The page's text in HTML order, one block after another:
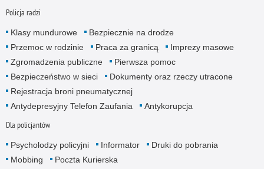
Policja radzi
Klasy mundurowe
Bezpiecznie na drodze
Przemoc w rodzinie
Praca za granicą
Imprezy masowe
Zgromadzenia publiczne
Pierwsza pomoc
Bezpieczeństwo w sieci
Dokumenty oraz rzeczy utracone
Rejestracja broni pneumatycznej
Antydepresyjny Telefon Zaufania
Antykorupcja
Dla policjantów
Psycholodzy policyjni Informator
Druki do pobrania
Mobbing
Poczta Kurierska